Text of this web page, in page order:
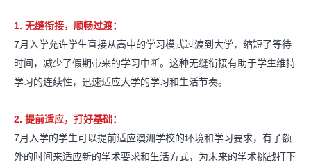
1. 无缝衔接，顺畅过渡：
7月入学允许学生直接从高中的学习模式过渡到大学，缩短了等待
时间，减少了假期带来的学习中断。这种无缝衔接有助于学生维持
学习的连续性，迅速适应大学的学习和生活节奏。
2. 提前适应，打好基础：
7月入学的学生可以提前适应澳洲学校的环境和学习要求，有了额
外的时间来适应新的学术要求和生活方式，为未来的学术挑战打下